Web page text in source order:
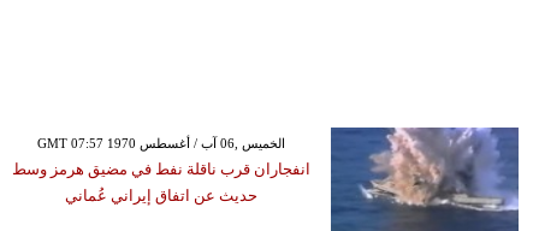
GMT 07:57 1970 الخميس ,06 آب / أغسطس
انفجاران قرب ناقلة نفط في مضيق هرمز وسط
حديث عن اتفاق إيراني عُماني